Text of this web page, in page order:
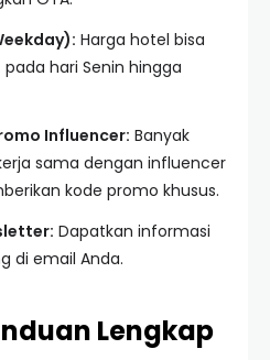
Harga hotel bisa
hari Senin hingga
Influencer: Banyak
sama dengan influencer
kode promo khusus.
Dapatkan informasi
di email Anda.
Lengkap